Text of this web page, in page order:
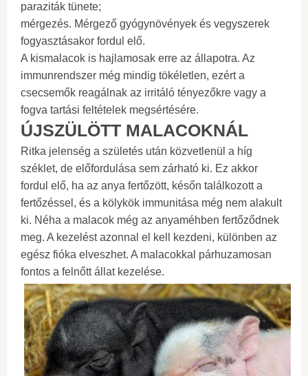
paraziták tünete;
mérgezés. Mérgező gyógynövények és vegyszerek
fogyasztásakor fordul elő.
A kismalacok is hajlamosak erre az állapotra. Az
immunrendszer még mindig tökéletlen, ezért a
csecsemők reagálnak az irritáló tényezőkre vagy a
fogva tartási feltételek megsértésére.
ÚJSZÜLÖTT MALACOKNÁL
Ritka jelenség a születés után közvetlenül a híg
széklet, de előfordulása sem zárható ki. Ez akkor
fordul elő, ha az anya fertőzött, későn találkozott a
fertőzéssel, és a kölykök immunitása még nem alakult
ki. Néha a malacok még az anyaméhben fertőződnek
meg. A kezelést azonnal el kell kezdeni, különben az
egész fióka elveszhet. A malacokkal párhuzamosan
fontos a felnőtt állat kezelése.